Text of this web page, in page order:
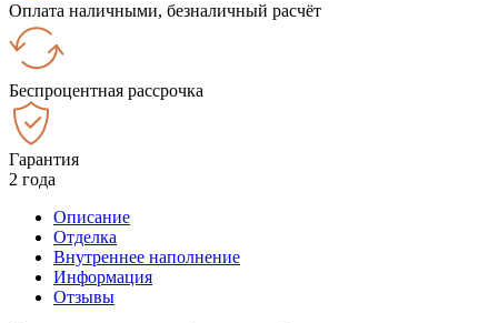
Оплата наличными, безналичный расчёт
Беспроцентная рассрочка
Гарантия
2 года
Описание
Отделка
Внутреннее наполнение
Информация
Отзывы